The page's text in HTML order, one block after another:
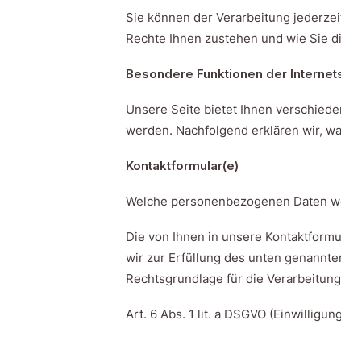
Sie können der Verarbeitung
Rechte Ihnen zustehen und wie Sie
Besondere Funktionen der
Unsere Seite bietet Ihnen
werden. Nachfolgend erklären wir,
Kontaktformular(e)
Welche personenbezogenen Daten
Die von Ihnen in unsere
wir zur Erfüllung des unten
Rechtsgrundlage für die
Art. 6 Abs. 1 lit. a DSGVO